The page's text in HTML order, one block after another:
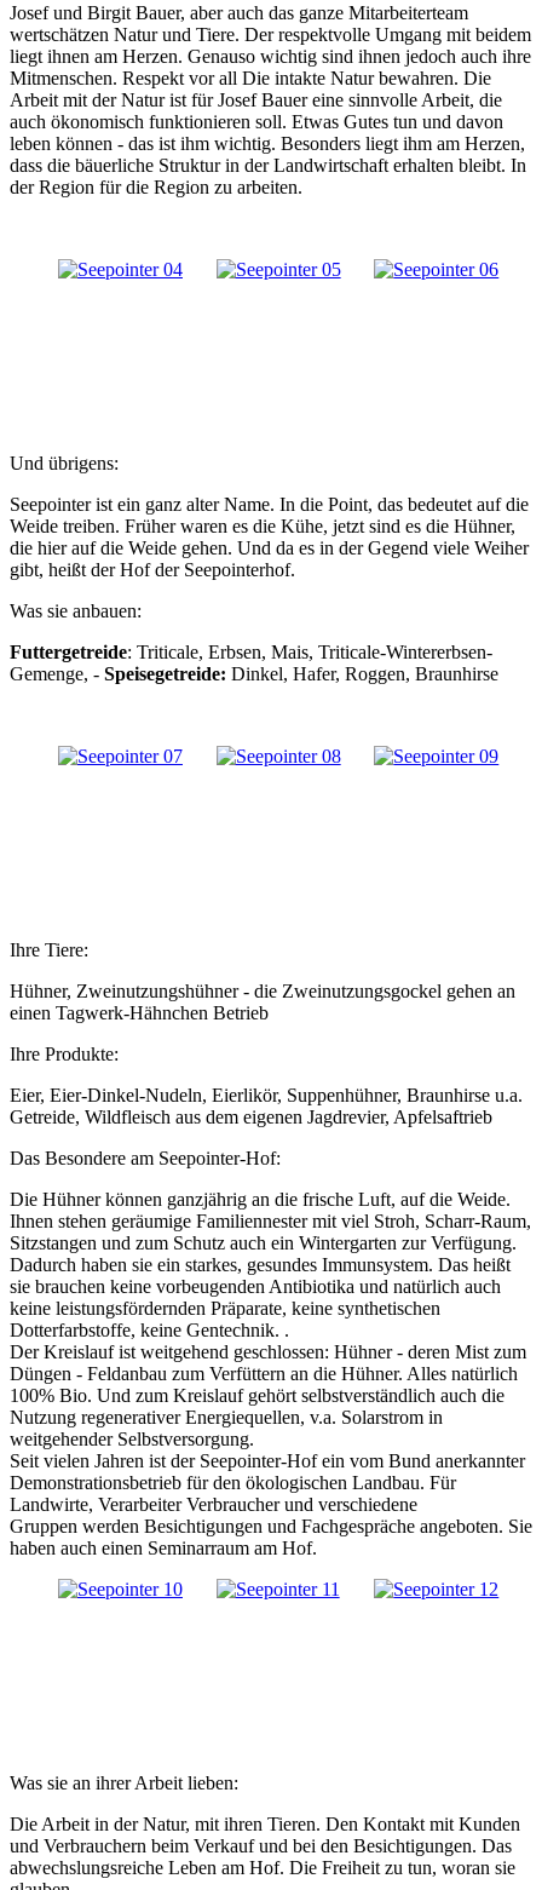
Josef und Birgit Bauer, aber auch das ganze Mitarbeiterteam
wertschätzen Natur und Tiere. Der respektvolle Umgang mit beidem
liegt ihnen am Herzen. Genauso wichtig sind ihnen jedoch auch ihre
Mitmenschen. Respekt vor all Die intakte Natur bewahren. Die
Arbeit mit der Natur ist für Josef Bauer eine sinnvolle Arbeit, die
auch ökonomisch funktionieren soll. Etwas Gutes tun und davon
leben können - das ist ihm wichtig. Besonders liegt ihm am Herzen,
dass die bäuerliche Struktur in der Landwirtschaft erhalten bleibt. In
der Region für die Region zu arbeiten.
Und übrigens:
Seepointer ist ein ganz alter Name. In die Point, das bedeutet auf die
Weide treiben. Früher waren es die Kühe, jetzt sind es die Hühner,
die hier auf die Weide gehen. Und da es in der Gegend viele Weiher
gibt, heißt der Hof der Seepointerhof.
Was sie anbauen:
Futtergetreide: Triticale, Erbsen, Mais, Triticale-Wintererbsen-
Gemenge, - Speisegetreide: Dinkel, Hafer, Roggen, Braunhirse
Ihre Tiere:
Hühner, Zweinutzungshühner - die Zweinutzungsgockel gehen an
einen Tagwerk-Hähnchen Betrieb
Ihre Produkte:
Eier, Eier-Dinkel-Nudeln, Eierlikör, Suppenhühner, Braunhirse u.a.
Getreide, Wildfleisch aus dem eigenen Jagdrevier, Apfelsaftrieb
Das Besondere am Seepointer-Hof:
Die Hühner können ganzjährig an die frische Luft, auf die Weide.
Ihnen stehen geräumige Familiennester mit viel Stroh, Scharr-Raum,
Sitzstangen und zum Schutz auch ein Wintergarten zur Verfügung.
Dadurch haben sie ein starkes, gesundes Immunsystem. Das heißt
sie brauchen keine vorbeugenden Antibiotika und natürlich auch
keine leistungsfördernden Präparate, keine synthetischen
Dotterfarbstoffe, keine Gentechnik. .
Der Kreislauf ist weitgehend geschlossen: Hühner - deren Mist zum
Düngen - Feldanbau zum Verfüttern an die Hühner. Alles natürlich
100% Bio. Und zum Kreislauf gehört selbstverständlich auch die
Nutzung regenerativer Energiequellen, v.a. Solarstrom in
weitgehender Selbstversorgung.
Seit vielen Jahren ist der Seepointer-Hof ein vom Bund anerkannter
Demonstrationsbetrieb für den ökologischen Landbau. Für
Landwirte, Verarbeiter Verbraucher und verschiedene
Gruppen werden Besichtigungen und Fachgespräche angeboten. Sie
haben auch einen Seminarraum am Hof.
Was sie an ihrer Arbeit lieben:
Die Arbeit in der Natur, mit ihren Tieren. Den Kontakt mit Kunden
und Verbrauchern beim Verkauf und bei den Besichtigungen. Das
abwechslungsreiche Leben am Hof. Die Freiheit zu tun, woran sie